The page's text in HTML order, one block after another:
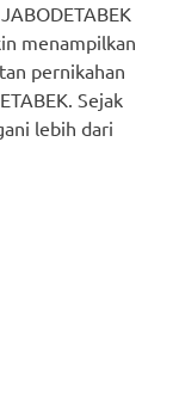
menampilkan
pernikahan
Sejak
lebih dari